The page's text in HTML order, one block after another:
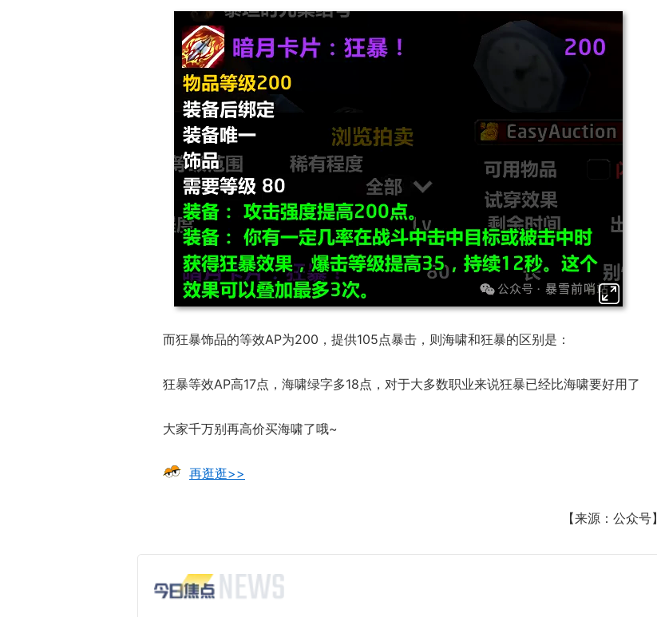
而狂暴饰品的等效AP为200，提供105点暴击，则海啸和狂暴的区别是：
狂暴等效AP高17点，海啸绿字多18点，对于大多数职业来说狂暴已经比海啸要好用了
大家千万别再高价买海啸了哦~
再逛逛>>
【来源：公众号】